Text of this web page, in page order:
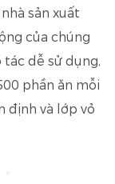
sản xuất
của chúng
dễ sử dụng,
phần ăn mỗi
định và lớp vỏ